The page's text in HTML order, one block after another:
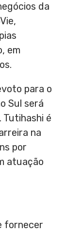
da
em
para o
Sul será
Tutihashi é
na
por
atuação
fornecer